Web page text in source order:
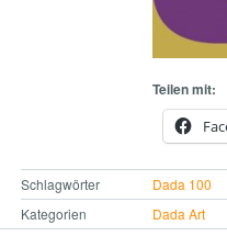
Teilen mit:
Schlagwörter
Dada 100
Kategorien
Dada Art